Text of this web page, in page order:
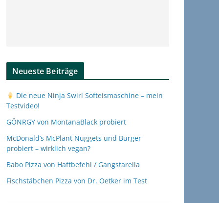
Neueste Beiträge
Die neue Ninja Swirl Softeismaschine – mein
Testvideo!
GÖNRGY von MontanaBlack probiert
McDonald’s McPlant Nuggets und Burger
probiert – wirklich vegan?
Babo Pizza von Haftbefehl / Gangstarella
Fischstäbchen Pizza von Dr. Oetker im Test